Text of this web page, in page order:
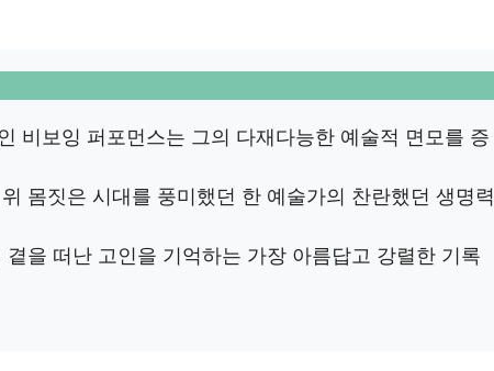
비보잉 퍼포먼스는 그의 다재다능한 예술적 면모를 증
몸짓은 시대를 풍미했던 한 예술가의 찬란했던 생명력
을 떠난 고인을 기억하는 가장 아름답고 강렬한 기록